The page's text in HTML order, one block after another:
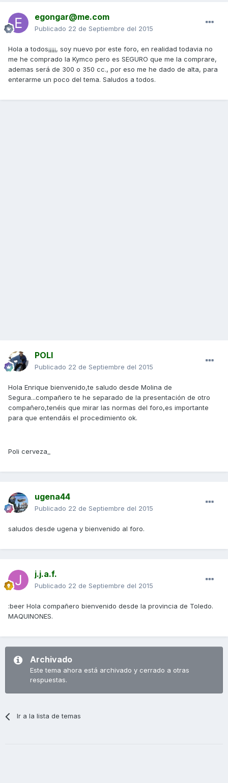
egongar@me.com
Publicado 22 de Septiembre del 2015
Hola a todos¡¡¡¡¡, soy nuevo por este foro, en realidad todavia no
me he comprado la Kymco pero es SEGURO que me la comprare,
ademas será de 300 o 350 cc., por eso me he dado de alta, para
enterarme un poco del tema. Saludos a todos.
POLI
Publicado 22 de Septiembre del 2015
Hola Enrique bienvenido,te saludo desde Molina de
Segura...compañero te he separado de la presentación de otro
compañero,tenéis que mirar las normas del foro,es importante
para que entendáis el procedimiento ok.
Poli cerveza_
ugena44
Publicado 22 de Septiembre del 2015
saludos desde ugena y bienvenido al foro.
j.j.a.f.
Publicado 22 de Septiembre del 2015
:beer Hola compañero bienvenido desde la provincia de Toledo.
MAQUINONES.
Archivado
Este tema ahora está archivado y cerrado a otras
respuestas.
Ir a la lista de temas